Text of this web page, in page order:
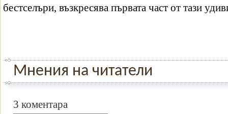
бестселъри, възкресява първата част от тази
Мнения на читатели
3 коментара